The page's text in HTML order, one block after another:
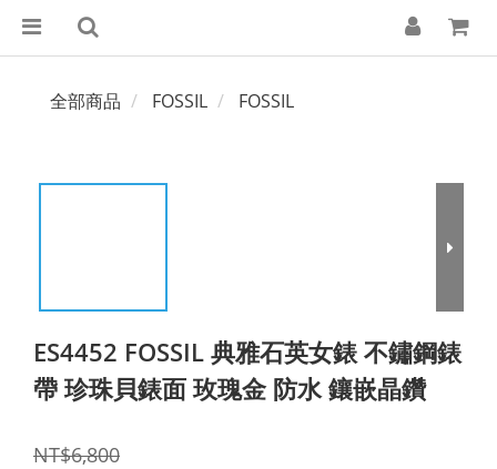
全部商品 FOSSIL FOSSIL
ES4452 FOSSIL 典雅石英女錶 不鏽鋼錶
帶 珍珠貝錶面 玫瑰金 防水 鑲嵌晶鑽
NT$6,800